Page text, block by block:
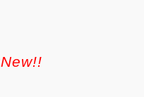
New!!